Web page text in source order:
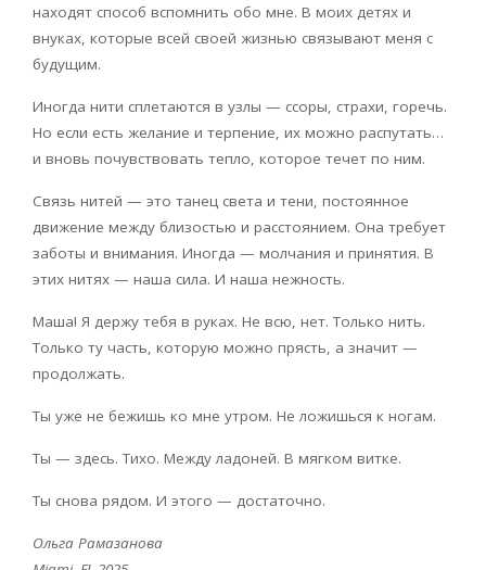
находят способ вспомнить обо мне. В моих детях и
внуках, которые всей своей жизнью связывают меня с
будущим.
Иногда нити сплетаются в узлы — ссоры, страхи, горечь.
Но если есть желание и терпение, их можно распутать…
и вновь почувствовать тепло, которое течет по ним.
Связь нитей — это танец света и тени, постоянное
движение между близостью и расстоянием. Она требует
заботы и внимания. Иногда — молчания и принятия. В
этих нитях — наша сила. И наша нежность.
Маша! Я держу тебя в руках. Не всю, нет. Только нить.
Только ту часть, которую можно прясть, а значит —
продолжать.
Ты уже не бежишь ко мне утром. Не ложишься к ногам.
Ты — здесь. Тихо. Между ладоней. В мягком витке.
Ты снова рядом. И этого — достаточно.
Ольга Рамазанова